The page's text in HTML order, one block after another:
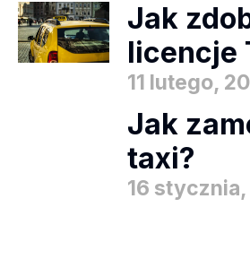
Jak
licencje
11 lutego,
Jak
taxi?
16